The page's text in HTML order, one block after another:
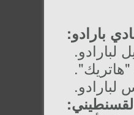
بارادو: